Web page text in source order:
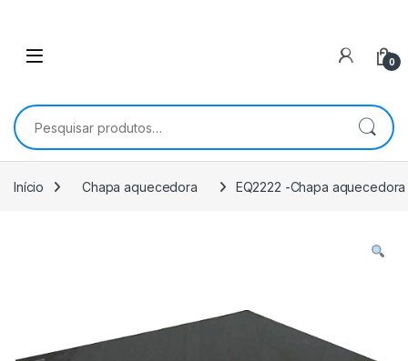
0
Pesquisar por:
Início Chapa aquecedora EQ2222 -Chapa aquecedora